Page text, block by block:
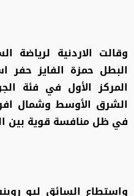
وقالت الاردنية
البطل حمزة الفايز
المركز الأول في فئة
الشرق الأوسط وشمال
في ظل منافسة قوية بين
واستطاع السائق ليو